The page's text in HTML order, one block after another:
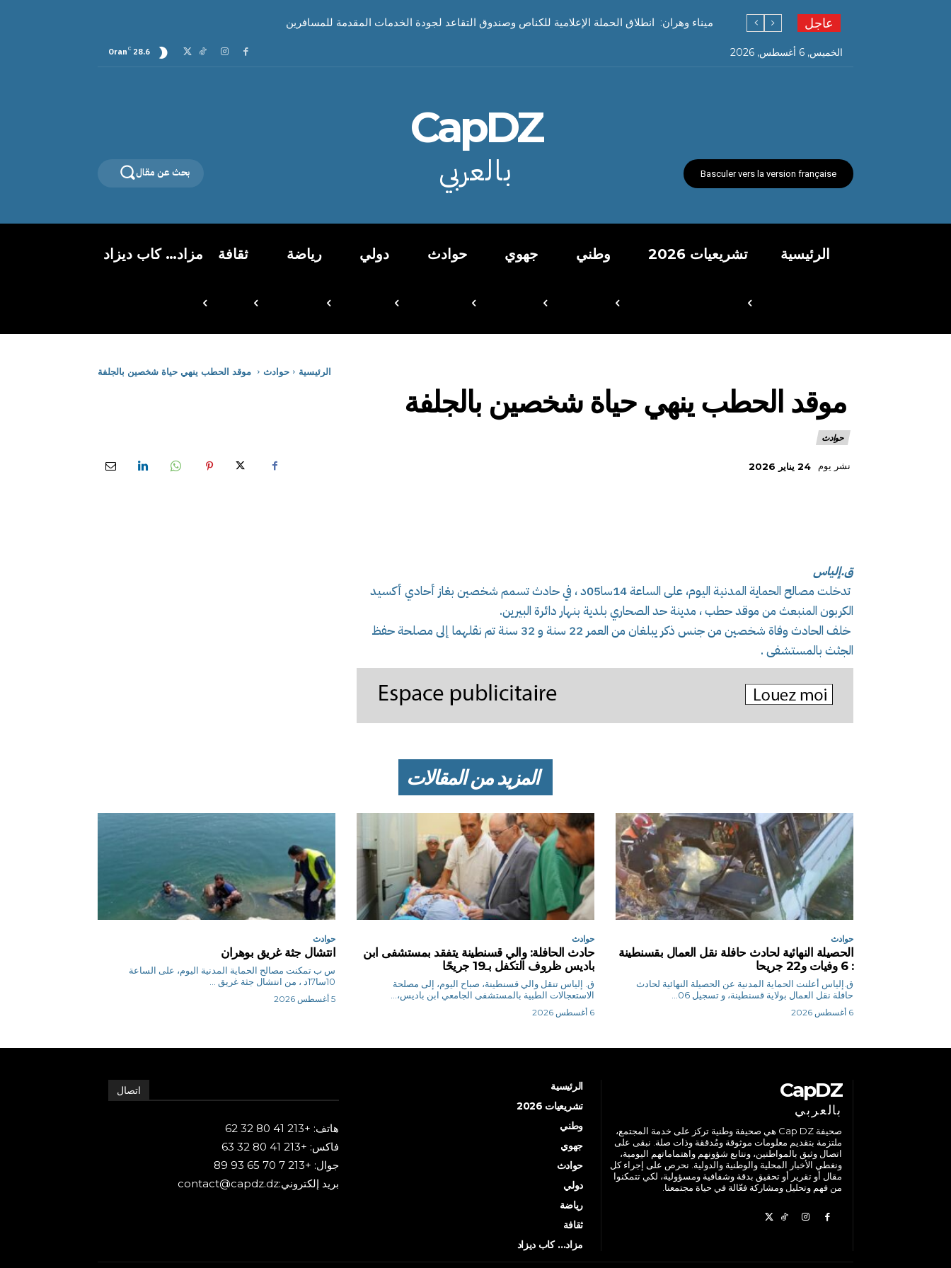
عاجل ميناء وهران: انطلاق الحملة الإعلامية للكناص وصندوق التقاعد لجودة الخدمات المقدمة للمسافرين
الخميس, 6 أغسطس, 2026 28.6
C
Oran
Basculer vers la version française
CapDZ
بالعربي بحث عن مقال
الرئيسية تشريعيات 2026 وطني جهوي حوادث دولي رياضة ثقافة مزاد… كاب ديزاد
الرئيسية حوادث موقد الحطب ينهي حياة شخصين بالجلفة
موقد الحطب ينهي حياة شخصين بالجلفة
حوادث
نشر يوم 24 يناير 2026
ق.إلياس
تدخلت مصالح الحماية المدنية اليوم، على الساعة 14سا05د ، في حادث تسمم شخصين بغاز أحادي أكسيد
الكربون المنبعث من موقد حطب ، مدينة حد الصحاري بلدية بنهار دائرة البيرين.
خلف الحادث وفاة شخصين من جنس ذكر يبلغان من العمر 22 سنة و 32 سنة تم نقلهما إلى مصلحة حفظ
الجثث بالمستشفى .
المزيد من المقالات
حوادث
الحصيلة النهائية لحادث حافلة نقل العمال بقسنطينة
: 6 وفيات و22 جريحا
ق.إلياس أعلنت الحماية المدنية عن الحصيلة النهائية لحادث
حافلة نقل العمال بولاية قسنطينة، و تسجيل 06...
6 أغسطس 2026
حوادث
حادث الحافلة: والي قسنطينة يتفقد بمستشفى ابن
باديس ظروف التكفل بـ19 جريحًا
ق. إلياس تنقل والي قسنطينة، صباح اليوم، إلى مصلحة
الاستعجالات الطبية بالمستشفى الجامعي ابن باديس،...
6 أغسطس 2026
حوادث
انتشال جثة غريق بوهران
س ب تمكنت مصالح الحماية المدنية اليوم، على الساعة
10سا17د ، من انتشال جثة غريق ...
5 أغسطس 2026
CapDZ
بالعربي
صحيفة Cap DZ هي صحيفة وطنية تركز على خدمة المجتمع،
ملتزمة بتقديم معلومات موثوقة ومُدققة وذات صلة. نبقى على
اتصال وثيق بالمواطنين، ونتابع شؤونهم واهتماماتهم اليومية،
ونغطي الأخبار المحلية والوطنية والدولية. نحرص على إجراء كل
مقال أو تقرير أو تحقيق بدقة وشفافية ومسؤولية، لكي تتمكنوا
من فهم وتحليل ومشاركة فعّالة في حياة مجتمعنا.
الرئيسية
تشريعيات 2026
وطني
جهوي
حوادث
دولي
رياضة
ثقافة
مزاد… كاب ديزاد
اتصال
هاتف: +213 41 80 32 62
فاكس: +213 41 80 32 63
جوال: +213 7 70 65 93 89
بريد إلكتروني:contact@capdz.dz